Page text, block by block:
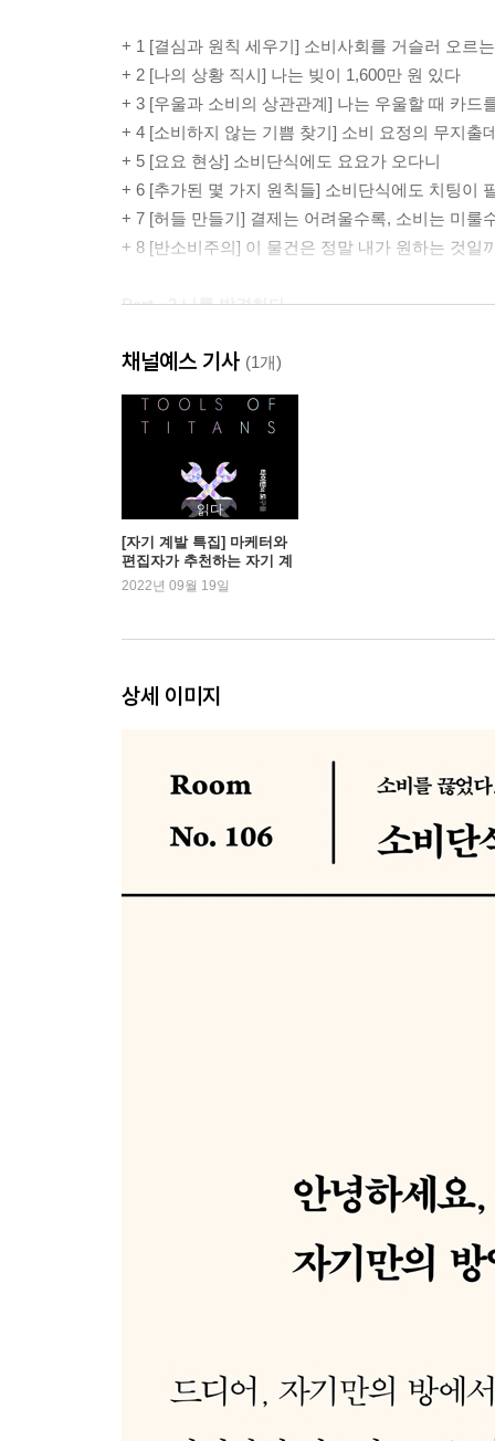
+ 1 [결심과 원칙 세우기] 소비사회를 거슬러 오르
+ 2 [나의 상황 직시] 나는 빚이 1,600만 원 있다
+ 3 [우울과 소비의 상관관계] 나는 우울할 때 카드
+ 4 [소비하지 않는 기쁨 찾기] 소비 요정의 무지출
+ 5 [요요 현상] 소비단식에도 요요가 오다니
+ 6 [추가된 몇 가지 원칙들] 소비단식에도 치팅이
+ 7 [허들 만들기] 결제는 어려울수록, 소비는 미룰
+ 8 [반소비주의] 이 물건은 정말 내가 원하는 것일
Part - 2 나를 발견하다
+ 1 [자리 잡기] 카드값이 5분의1로 줄었다
+ 2 [옷 사지 않기] 종이 인형 오리기에서 파워포인
+ 3 [스타벅스 끊기] 안녕, 그동안 고마웠어요
+ 5 [책 정리하기] 책을 팔아 떡볶이를 사 먹었다
+ 6 [식비 줄이기] 가진 것에 감사하기
+ 7 [글쓰기] 돈 쓰고 싶을 때 글을 쓴 이야기
+ 8 [소소한 소비의 기쁨과 위험] 올해는 다이어리
+ 9 [자기계발 비용] 자기계발 중독자의 최후
+ 13 [6개월 중간 정산] 카드값이 10분의 1로 줄어
Part - 3 소비사회를 벗어나다
+ 1 [나이로비로 가다] 1년에 로션이 몇 통이나 필
+ 2 [내 모습으로 살아갈 용기] 이방인으로 산다는
+ 1 [예산 지키기] 예산은 중요하다
+ 3 [작은 성취 만들기] 소소하지만 확실하게
채널예스 기사 (1개)
읽다
[자기 계발 특집] 마케터와
편집자가 추천하는 자기 계
발서
2022년 09월 19일
상세 이미지